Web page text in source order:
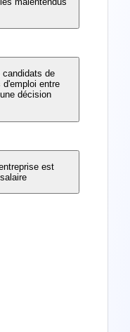
candidats de
entre
décision
est